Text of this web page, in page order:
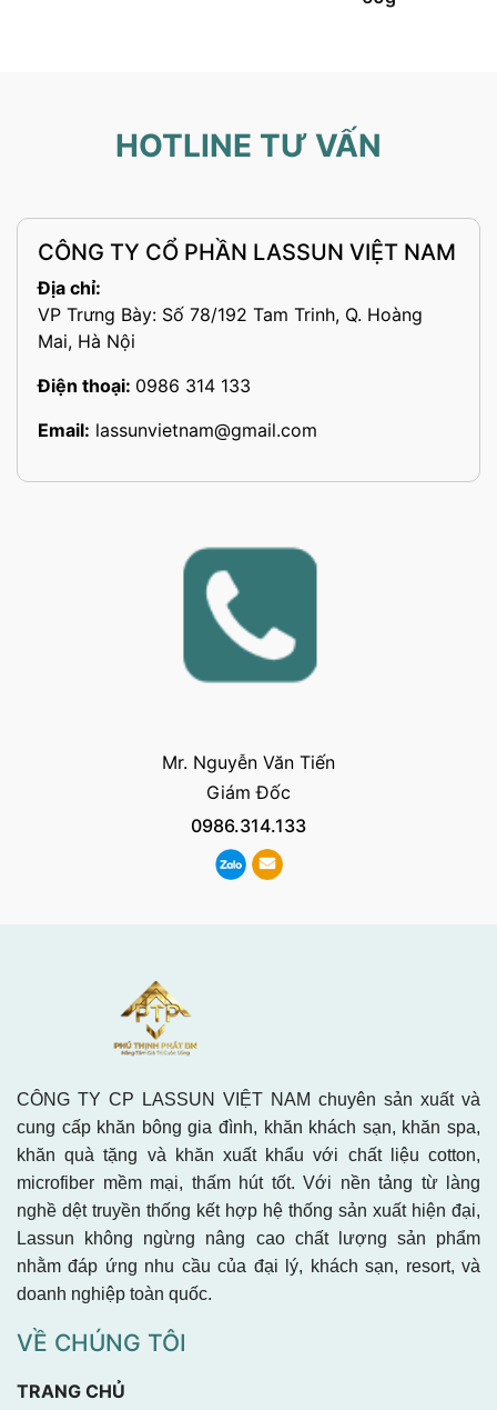
HOTLINE TƯ VẤN
CÔNG TY CỔ PHẦN LASSUN VIỆT NAM
Địa chỉ:
VP Trưng Bày: Số 78/192 Tam Trinh, Q. Hoàng
Mai, Hà Nội
Điện thoại: 0986 314 133
Email: lassunvietnam@gmail.com
Mr. Nguyễn Văn Tiến
Giám Đốc
0986.314.133
CÔNG TY CP LASSUN VIỆT NAM chuyên sản xuất và
cung cấp khăn bông gia đình, khăn khách sạn, khăn spa,
khăn quà tặng và khăn xuất khẩu với chất liệu cotton,
microfiber mềm mại, thấm hút tốt. Với nền tảng từ làng
nghề dệt truyền thống kết hợp hệ thống sản xuất hiện đại,
Lassun không ngừng nâng cao chất lượng sản phẩm
nhằm đáp ứng nhu cầu của đại lý, khách sạn, resort, và
doanh nghiệp toàn quốc.
VỀ CHÚNG TÔI
TRANG CHỦ